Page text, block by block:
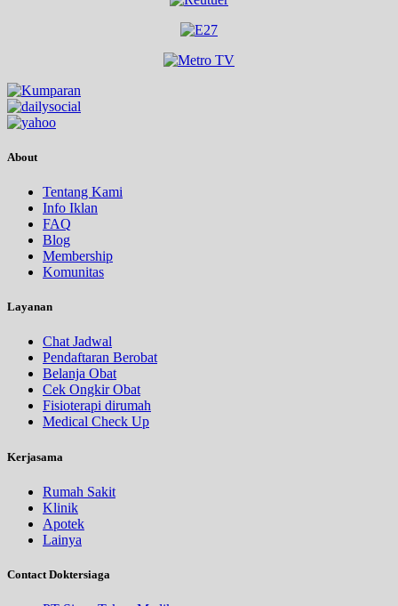
About
Tentang Kami
Info Iklan
FAQ
Blog
Membership
Komunitas
Layanan
Chat Jadwal
Pendaftaran Berobat
Belanja Obat
Cek Ongkir Obat
Fisioterapi dirumah
Medical Check Up
Kerjasama
Rumah Sakit
Klinik
Apotek
Lainya
Contact Doktersiaga